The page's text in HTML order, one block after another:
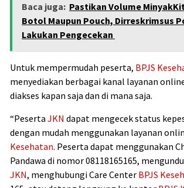
Baca juga: Pastikan Volume
Botol Maupun Pouch, Dirreskrimsus
Lakukan Pengecekan
Untuk mempermudah peserta, BPJS
menyediakan berbagai kanal layanan
diakses kapan saja dan di mana saja.
“Peserta JKN dapat mengecek status
dengan mudah menggunakan layanan
Kesehatan. Peserta dapat menggunakan
Pandawa di nomor 08118165165,
JKN, menghubungi Care Center BPJS